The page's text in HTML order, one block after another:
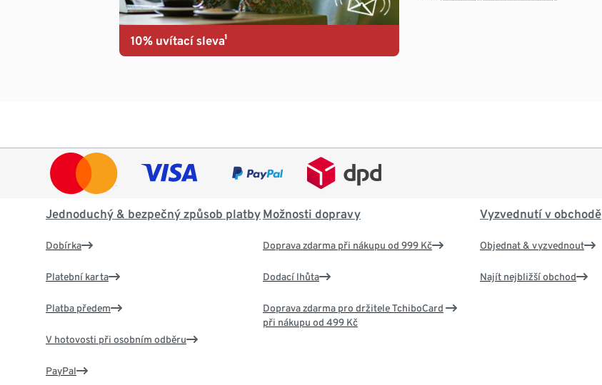
10% uvítací sleva¹
Jednoduchý & bezpečný způsob platby
Dobírka
Platební karta
Platba předem
V hotovosti při osobním odběru
PayPal
Možnosti dopravy
Doprava zdarma při nákupu od 999 Kč
Dodací lhůta
Doprava zdarma pro držitele TchiboCard
při nákupu od 499 Kč
Vyzvednutí v obchodě
Objednat & vyzvednout
Najít nejbližší obchod